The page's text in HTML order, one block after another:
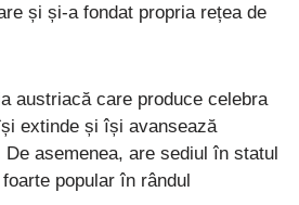
și și-a fondat propria rețea de
austriacă care produce celebra
extinde și își avansează
asemenea, are sediul în statul
popular în rândul